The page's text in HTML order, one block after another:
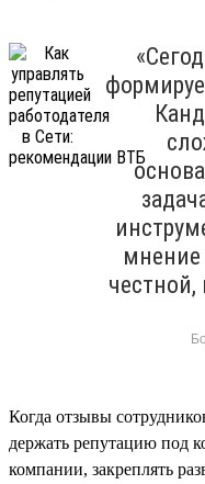
мнение
честной,
Когда отзывы
держать репутацию под
компании, закреплять